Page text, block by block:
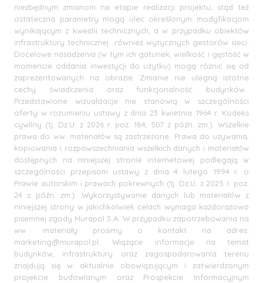
niezbędnym zmianom na etapie realizacji projektu, stąd też
ostateczna parametry mogą ulec określonym modyfikacjom
wynikającym z kwestii technicznych, a w przypadku obiektów
infrastruktury technicznej również wytycznych gestorów sieci.
Docelowe nasadzenia (w tym ich gatunek, wielkość i gęstość w
momencie oddania inwestycji do użytku) mogą różnić się od
zaprezentowanych na obrazie. Zmianie nie ulegną istotne
cechy świadczenia oraz funkcjonalność budynków.
Przedstawione wizualizacje nie stanowią w szczególności
oferty w rozumieniu ustawy z dnia 23 kwietnia 1964 r. Kodeks
cywilny (tj. Dz.U. z 2026 r. poz. 184, 507 z późn. zm.). Wszelkie
prawa do ww. materiałów są zastrzeżone. Prawa do używania,
kopiowania i rozpowszechniania wszelkich danych i materiałów
dostępnych na niniejszej stronie internetowej podlegają w
szczególności przepisom ustawy z dnia 4 lutego 1994 r. o
Prawie autorskim i prawach pokrewnych (tj. Dz.U. z 2025 r. poz.
24 z późn. zm.). Wykorzystywanie danych lub materiałów z
niniejszej strony w jakichkolwiek celach wymaga każdorazowo
pisemnej zgody Murapol S.A. W przypadku zapotrzebowania na
ww. materiały prosimy o kontakt na adres:
marketing@murapol.pl . Wiążące informacje na temat
budynków, infrastruktury oraz zagospodarowania terenu
znajdują się w aktualnie obowiązującym i zatwierdzonym
projekcie budowlanym oraz Prospekcie Informacyjnym